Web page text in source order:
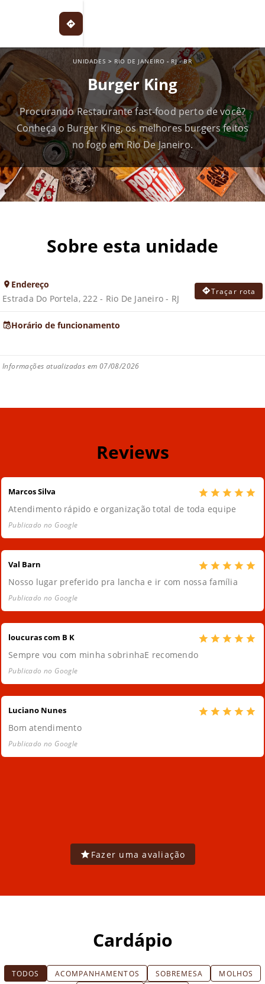
UNIDADES > RIO DE JANEIRO - RJ-BR
Burger King
Procurando Restaurante fast-food perto de você?
Conheça o Burger King, os melhores burgers feitos
no fogo em Rio De Janeiro.
Sobre esta unidade
Endereço
Estrada Do Portela, 222 - Rio De Janeiro - RJ
Traçar rota
Horário de funcionamento
Informações atualizadas em 07/08/2026
Reviews
Marcos Silva
Atendimento rápido e organização total de toda equipe
Publicado no Google
Val Barn
Nosso lugar preferido pra lancha e ir com nossa família
Publicado no Google
loucuras com B K
Sempre vou com minha sobrinhaE recomendo
Publicado no Google
Luciano Nunes
Bom atendimento
Publicado no Google
Fazer uma avaliação
Cardápio
TODOS ACOMPANHAMENTOS SOBREMESA
MOLHOS